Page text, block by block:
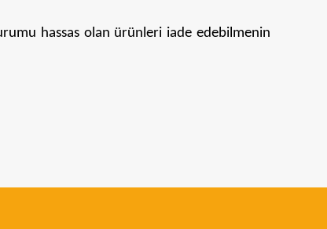
hassas olan ürünleri iade edebilmenin